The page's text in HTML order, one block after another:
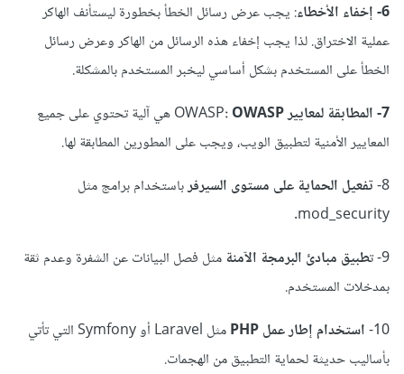
6- إخفاء الأخطاء
: يجب عرض رسائل الخطأ بخطورة ليستأنف الهاكر
عملية الاختراق. لذا يجب إخفاء هذه الرسائل من الهاكر وعرض رسائل
الخطأ على المستخدم بشكل أساسي ليخبر المستخدم بالمشكلة.
7- المطابقة لمعايير
OWASP: OWASP
هي آلية تحتوي على جميع
المعايير الأمنية لتطبيق الويب، ويجب على المطورين المطابقة لها.
8- تفعيل الحماية على مستوى السيرفرباستخدام برامج مثل
mod_security.
9- ت طبيق مبادئ البرمجة الآمنةمثل فصل البيانات عن الشفرة وعدم ثقة
بمدخلات المستخدم.
10- استخدام إطار عمل PHP
مثل Laravel أو Symfony التي تأتي
بأساليب حديثة لحماية التطبيق من الهجمات.